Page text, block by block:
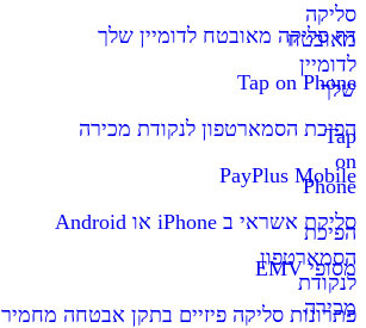
סליקה
מאובטח
לדומיין
שלך
Tap
on
Phone
הפיכת
הסמארטפון
לנקודת
מכירה
דף סליקה מאובטח לדומיין שלך
Tap on Phone
הפיכת הסמארטפון לנקודת מכירה
PayPlus Mobile
סליקת אשראי ב iPhone או Android
מסופי EMV
פתרונות סליקה פיזיים בתקן אבטחה מחמיר